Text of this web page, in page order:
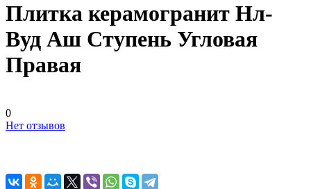
Плитка керамогранит Нл-
Вуд Аш Ступень Угловая
Правая
0
Нет отзывов